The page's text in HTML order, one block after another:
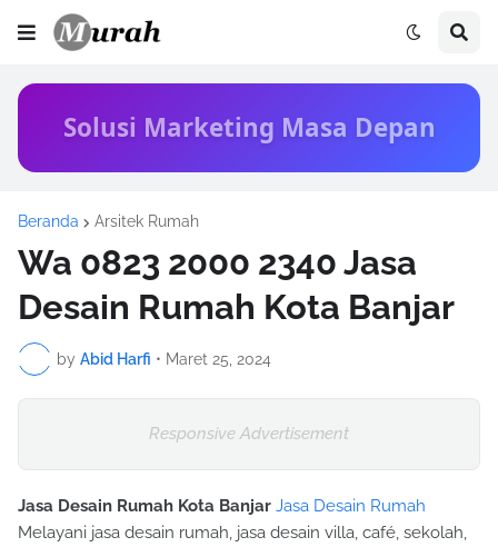
Solusi Marketing Masa Depan
Beranda Arsitek Rumah
Wa 0823 2000 2340 Jasa
Desain Rumah Kota Banjar
by Abid Harfi • Maret 25, 2024
Responsive Advertisement
Jasa Desain Rumah Kota Banjar Jasa Desain Rumah
Melayani jasa desain rumah, jasa desain villa, café, sekolah,